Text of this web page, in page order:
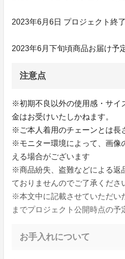
2023年6月6日 プロジェクト終了
2023年6月下旬頃商品お届け予
注意点
※初期不良以外の使用感・サイ
金はお受けいたしかねます。
※ご本人着用のチェーンとは長
※モニター環境によって、画像
える場合がございます
※商品紛失、盗難などによる返
ておりませんのでご了承くださ
※本文中に記載させていただい
までプロジェクト公開時点の予
お手入れについて